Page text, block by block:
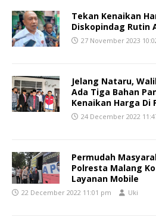
Tekan Kenaikan
Diskopindag Rutin
27 November 2023
Jelang Nataru,
Ada Tiga Bahan
Kenaikan Harga Di
24 December 2022
Permudah
Polresta Malang
Layanan Mobile
22 December 2022 11:01 pm Uki